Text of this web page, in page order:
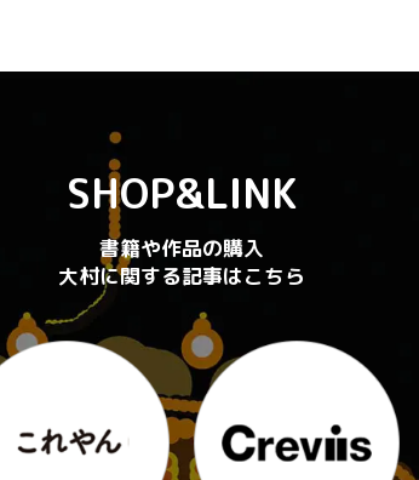
SHOP&LINK
書籍や作品の購入
大村に関する記事はこちら